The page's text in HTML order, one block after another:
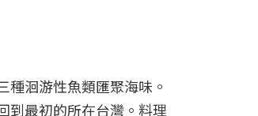
洄游性魚類匯聚海味。
到最初的所在台灣。料理